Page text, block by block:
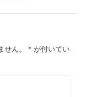
ん。 * が付いてい